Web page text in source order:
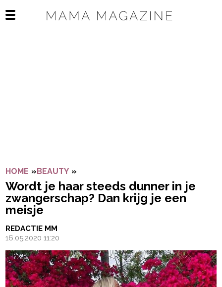
Open het mobiele menu
HOME »BEAUTY »
Wordt je haar steeds dunner in je
zwangerschap? Dan krijg je een
meisje
REDACTIE MM
16.05.2020 11:20